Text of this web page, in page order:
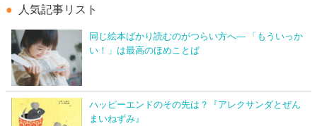
人気記事リスト
同じ絵本ばかり読むのがつらい方へ― 「もういっか
い！」は最高のほめことば
ハッピーエンドのその先は？『アレクサンダとぜん
まいねずみ』